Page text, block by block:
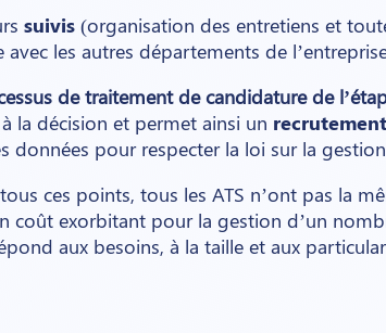
suivis (organisation des entretiens et
les autres départements de
de traitement de candidature de
la décision et permet ainsi un
données pour respecter la loi sur la
ces points, tous les ATS n’ont pas la
coût exorbitant pour la gestion d’un
aux besoins, à la taille et aux